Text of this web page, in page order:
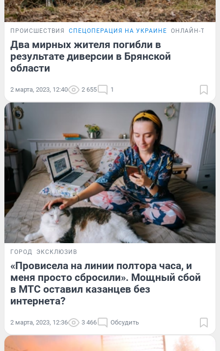
ПРОИСШЕСТВИЯ СПЕЦОПЕРАЦИЯ НА УКРАИНЕ ОНЛАЙН-
Два мирных жителя погибли в
результате диверсии в Брянской
области
2 марта, 2023, 12:40 2 655 1
ГОРОД ЭКСКЛЮЗИВ
«Провисела на линии полтора часа, и
меня просто сбросили». Мощный сбой
в МТС оставил казанцев без
интернета?
2 марта, 2023, 12:36 3 466 Обсудить